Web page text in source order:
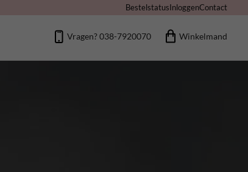
BestelstatusInloggenContact
Vragen? 038-7920070 Winkelmand